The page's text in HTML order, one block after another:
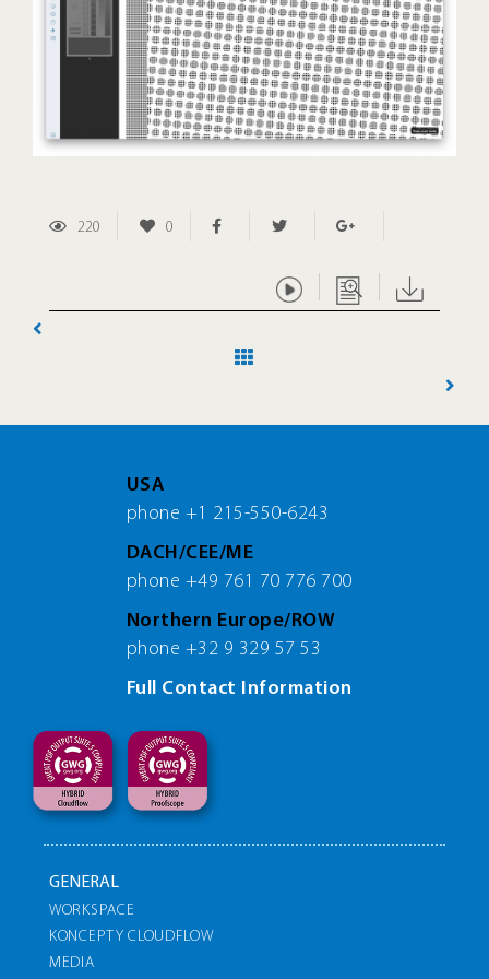
220 0
USA
phone +1 215-550-6243
DACH/CEE/ME
phone +49 761 70 776 700
Northern Europe/ROW
phone +32 9 329 57 53
Full Contact Information
GENERAL
WORKSPACE
KONCEPTY CLOUDFLOW
MEDIA